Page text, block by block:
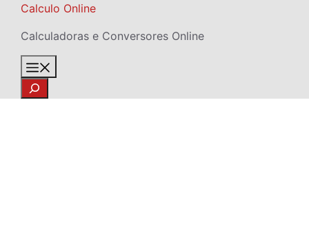
Skip
content
Calculo Online
Calculadoras e Conversores Online
Search